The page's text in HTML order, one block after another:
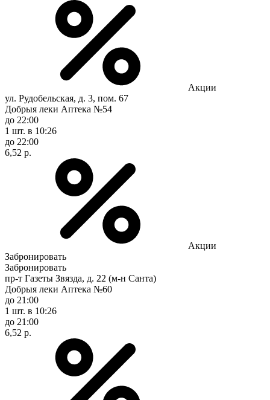
Акции
ул. Рудобельская, д. 3, пом. 67
Добрыя леки Аптека №54
до 22:00
1 шт. в 10:26
до 22:00
6,52 р.
Акции
Забронировать
Забронировать
пр-т Газеты Звязда, д. 22 (м-н Санта)
Добрыя леки Аптека №60
до 21:00
1 шт. в 10:26
до 21:00
6,52 р.